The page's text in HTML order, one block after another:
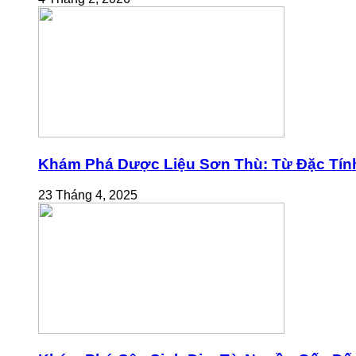
Khám Phá Dược Liệu Sơn Thù: Từ Đặc
23 Tháng 4, 2025